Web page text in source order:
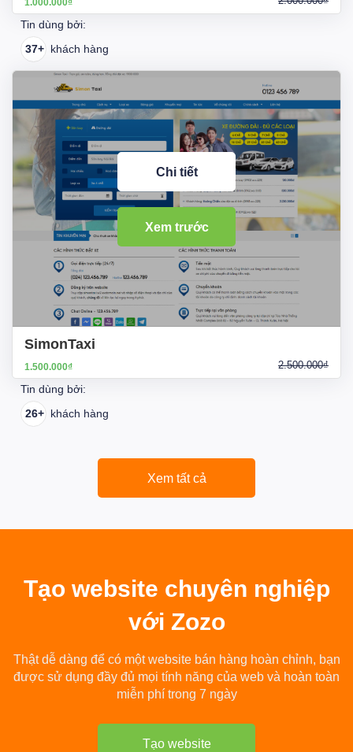
1.000.000₫
Tin dùng bởi:
37+ khách hàng
SimonTaxi
1.500.000₫ 2.500.000₫
Tin dùng bởi:
26+ khách hàng
Chi tiết
Xem trước
Xem tất cả
Tạo website chuyên nghiệp
với Zozo
Thật dễ dàng để có một website bán hàng hoàn chỉnh, bạn
được sử dụng đầy đủ mọi tính năng của web và hoàn toàn
miễn phí trong 7 ngày
Tạo website